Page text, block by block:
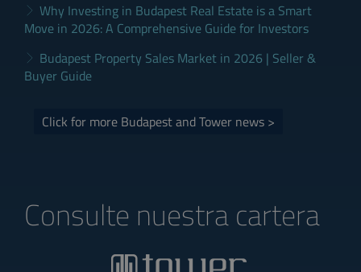
Why Investing in Budapest Real Estate is a Smart
Move in 2026: A Comprehensive Guide for Investors
Budapest Property Sales Market in 2026 | Seller &
Buyer Guide
Click for more Budapest and Tower news >
Consulte nuestra cartera